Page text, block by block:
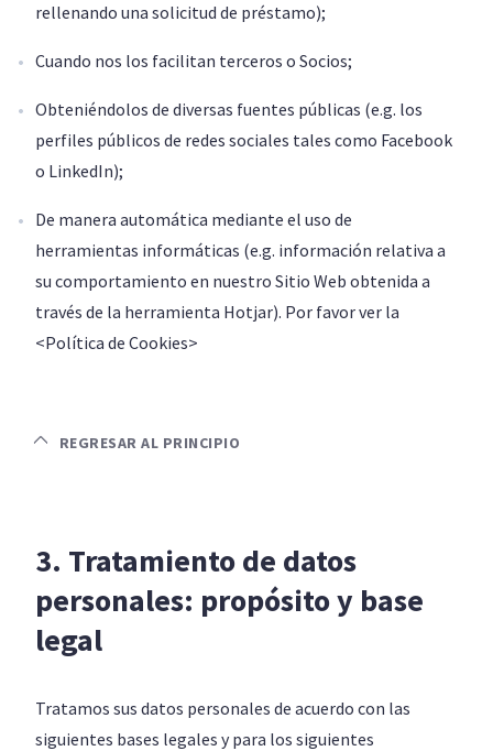
rellenando una solicitud de préstamo);
Cuando nos los facilitan terceros o Socios;
Obteniéndolos de diversas fuentes públicas (e.g. los
perfiles públicos de redes sociales tales como Facebook
o LinkedIn);
De manera automática mediante el uso de
herramientas informáticas (e.g. información relativa a
su comportamiento en nuestro Sitio Web obtenida a
través de la herramienta Hotjar). Por favor ver la
<Política de Cookies>
REGRESAR AL PRINCIPIO
3. Tratamiento de datos
personales: propósito y base
legal
Tratamos sus datos personales de acuerdo con las
siguientes bases legales y para los siguientes